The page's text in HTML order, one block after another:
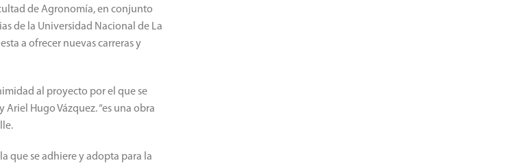
de Agronomía, en conjunto
de la Universidad Nacional de La
a ofrecer nuevas carreras y
al proyecto por el que se
Hugo Vázquez. “es una obra
que se adhiere y adopta para la